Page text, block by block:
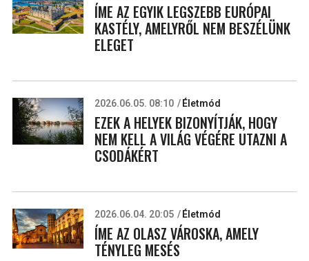
ÍME AZ EGYIK LEGSZEBB EURÓPAI
KASTÉLY, AMELYRŐL NEM BESZÉLÜNK
ELEGET
2026.06.05. 08:10 Életmód
EZEK A HELYEK BIZONYÍTJÁK, HOGY
NEM KELL A VILÁG VÉGÉRE UTAZNI A
CSODÁKÉRT
2026.06.04. 20:05 Életmód
ÍME AZ OLASZ VÁROSKA, AMELY
TÉNYLEG MESÉS